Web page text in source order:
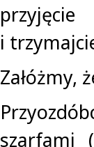
przyjęcie
i
Załóżmy,
szarfami